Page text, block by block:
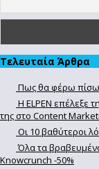
Τελευταία Άρθρα
Πως θα φέρω πίσω
Η ELPEN επέλεξε
της στο Content
Οι 10 βαθύτεροι
Όλα τα
Knowcrunch -50%